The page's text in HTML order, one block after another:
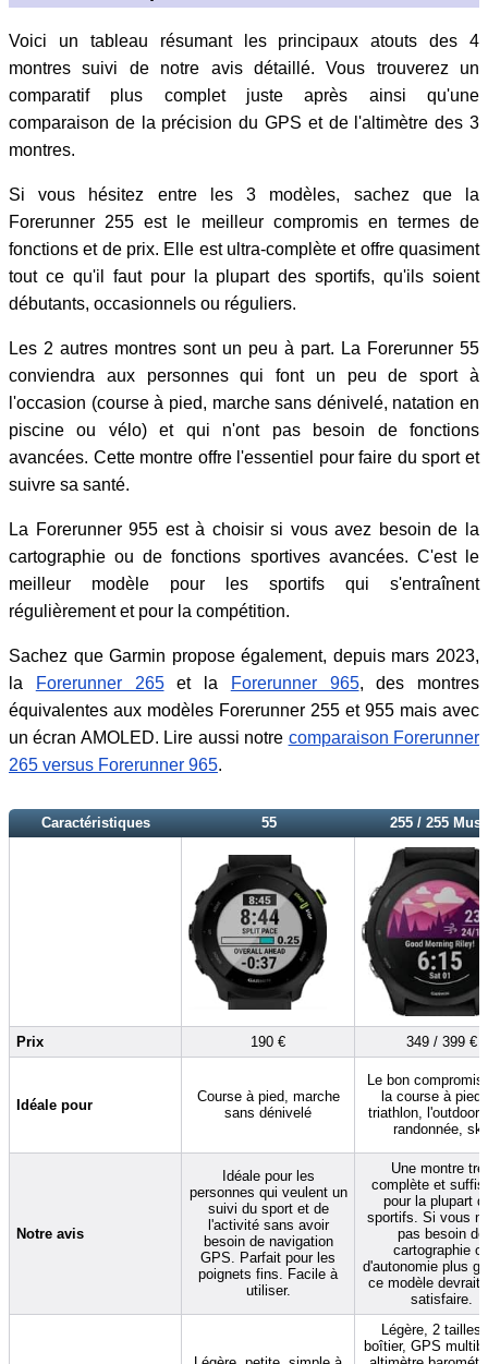
Voici un tableau résumant les principaux atouts des 4
montres suivi de notre avis détaillé. Vous trouverez un
comparatif plus complet juste après ainsi qu'une
comparaison de la précision du GPS et de l'altimètre des 3
montres.
Si vous hésitez entre les 3 modèles, sachez que la
Forerunner 255 est le meilleur compromis en termes de
fonctions et de prix. Elle est ultra-complète et offre quasiment
tout ce qu'il faut pour la plupart des sportifs, qu'ils soient
débutants, occasionnels ou réguliers.
Les 2 autres montres sont un peu à part. La Forerunner 55
conviendra aux personnes qui font un peu de sport à
l'occasion (course à pied, marche sans dénivelé, natation en
piscine ou vélo) et qui n'ont pas besoin de fonctions
avancées. Cette montre offre l'essentiel pour faire du sport et
suivre sa santé.
La Forerunner 955 est à choisir si vous avez besoin de la
cartographie ou de fonctions sportives avancées. C'est le
meilleur modèle pour les sportifs qui s'entraînent
régulièrement et pour la compétition.
Sachez que Garmin propose également, depuis mars 2023,
la
Forerunner 265et la Forerunner 965, des montres
équivalentes aux modèles Forerunner 255 et 955 mais avec
un écran AMOLED. Lire aussi notre comparaison Forerunner
265 versus Forerunner 965.
Caractéristiques 55 255 / 255
Prix 190 € 349 / 399 €
Idéale pour
Course à pied, marche
sans dénivelé
Le bon compromis
la course à
triathlon, l'outdoor
randonnée,
Notre avis
Idéale pour les
personnes qui veulent un
suivi du sport et de
l'activité sans avoir
besoin de navigation
GPS. Parfait pour les
poignets fins. Facile à
utiliser.
Une montre
complète et
pour la plupart
sportifs. Si vous
pas besoin de
cartographie
d'autonomie plus
ce modèle devrait
satisfaire.
Légère, 2 tailles
boîtier, GPS